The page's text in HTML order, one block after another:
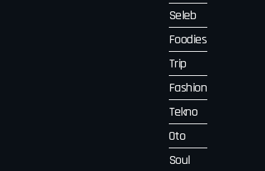
Seleb
Foodies
Trip
Fashion
Tekno
Oto
Soul